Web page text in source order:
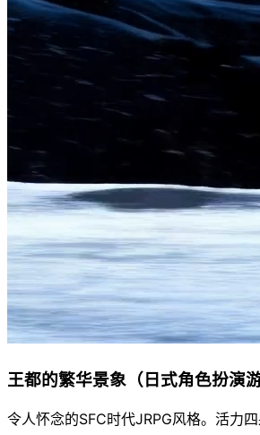
王都的繁华景象（日式角色扮演游
令人怀念的SFC时代JRPG风格。活力